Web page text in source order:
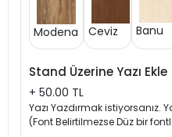
Modena Ceviz Banu
Stand Üzerine Yazı Ekle
+ 50.00 TL
Yazı Yazdırmak istiyorsanız.
(Font Belirtilmezse Düz bir